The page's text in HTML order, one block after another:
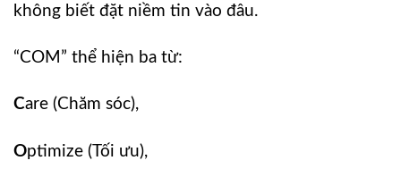
không biết đặt niềm tin vào đâu.
“COM” thể hiện ba từ:
Care (Chăm sóc),
Optimize (Tối ưu),